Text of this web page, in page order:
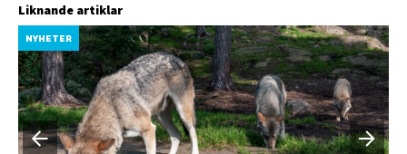
Liknande artiklar
NYHETER